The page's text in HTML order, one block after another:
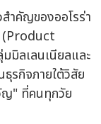
ำคัญของออโรร่า
(Product
มิลเลนเนียลและ
รกิจภายใต้วิสัย
ญ" ที่คนทุกวัย